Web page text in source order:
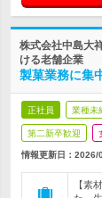
株式会社中島大
ける老舗企業
製菓業務に集
正社員 業種未
第二新卒歓迎
情報更新日：2026/
【素